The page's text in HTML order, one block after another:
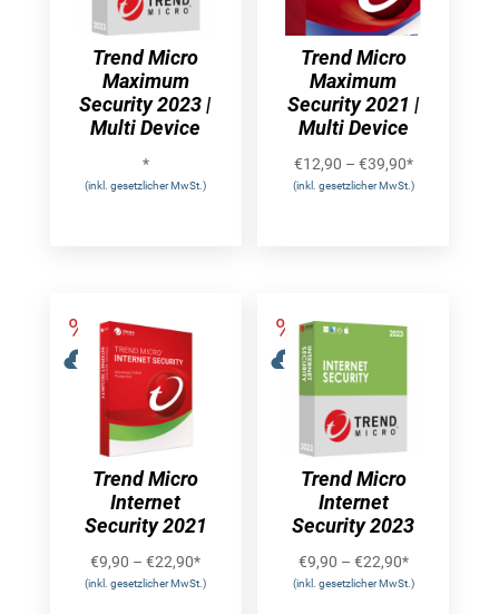
Trend Micro
Maximum
Security 2023 |
Multi Device
*
(inkl. gesetzlicher MwSt.)
Trend Micro
Maximum
Security 2021 |
Multi Device
€12,90 – €39,90*
(inkl. gesetzlicher MwSt.)
Trend Micro
Internet
Security 2021
€9,90 –€22,90*
(inkl. gesetzlicher MwSt.)
Trend Micro
Internet
Security 2023
€9,90 – €22,90*
(inkl. gesetzlicher MwSt.)